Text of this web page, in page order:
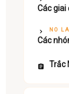
Các giai
NO
Các
Trắc